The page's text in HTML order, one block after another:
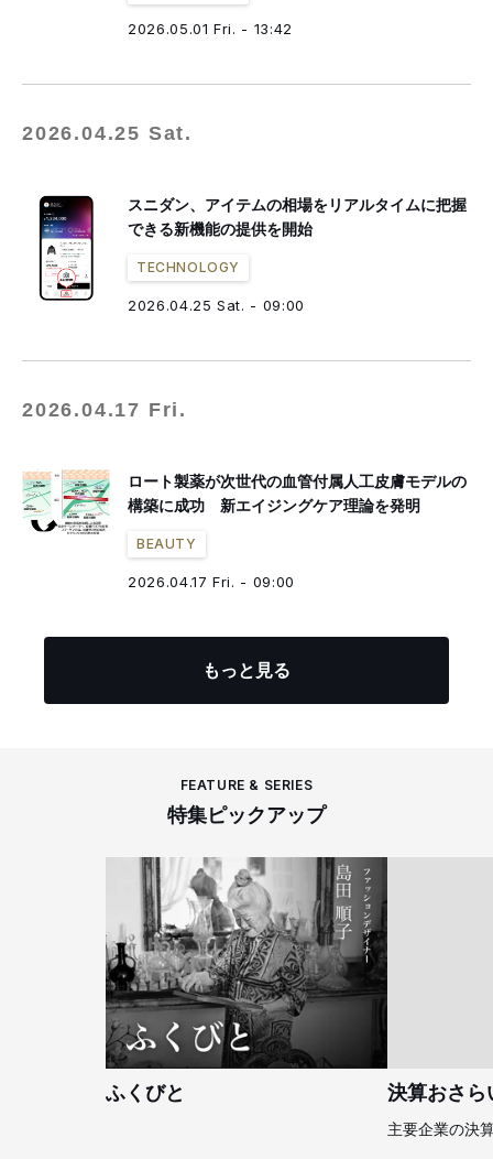
2026.05.01 Fri. - 13:42
2026.04.25 Sat.
スニダン、アイテムの相場をリアルタイムに把握
できる新機能の提供を開始
TECHNOLOGY
2026.04.25 Sat. - 09:00
2026.04.17 Fri.
ロート製薬が次世代の血管付属人工皮膚モデルの
構築に成功 新エイジングケア理論を発明
BEAUTY
2026.04.17 Fri. - 09:00
もっと見る
FEATURE & SERIES
特集ピックアップ
ふくびと 決算おさら
主要企業の決